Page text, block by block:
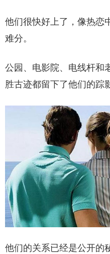
他们很快好上了，像热恋
难分。
公园、电影院、电线杆和
胜古迹都留下了他们的踪
他们的关系已经是公开的